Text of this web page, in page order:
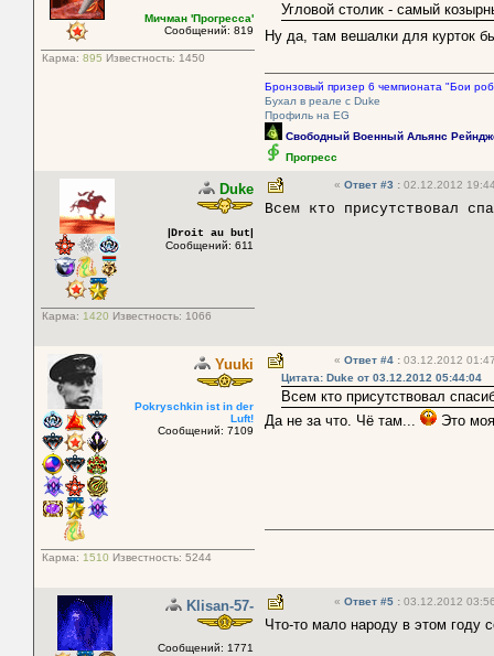
Мичман 'Прогресса'
Сообщений: 819
Карма: 895 Известность: 1450
Угловой столик - самый
Ну да, там вешалки для курток
Бронзовый призер 6 чемпионата "Бои
Бухал в реале с Duke
Профиль на EG
Свободный Военный Альянс
Прогресс
Duke
Droit au but
Сообщений: 611
Карма: 1420 Известность: 1066
« Ответ #3 : 02.12.2012
Всем кто присутствовал
Yuuki
Pokryschkin ist in der
Luft!
Сообщений: 7109
Карма: 1510 Известность: 5244
« Ответ #4 : 03.12.2012
Цитата: Duke от 03.12.2012 05:44:04
Всем кто присутствовал
Да не за что. Чё там...
Это
Klisan-57-
Сообщений: 1771
« Ответ #5 : 03.12.2012
Что-то мало народу в этом году